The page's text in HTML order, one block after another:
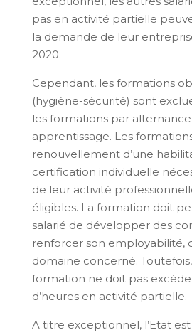
pas en activité partielle
la demande de leur
2020.
Cependant, les formations
(hygiène-sécurité) sont
les formations par
apprentissage. Les
renouvellement d’une
certification individuelle
de leur activité
éligibles. La formation doit
salarié de développer des
renforcer son employabilité,
domaine concerné.
formation ne doit pas
d’heures en activité partielle.
A titre exceptionnel, l’Etat